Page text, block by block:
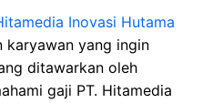
Inovasi Hutama
karyawan yang ingin
ditawarkan oleh
gaji PT. Hitamedia